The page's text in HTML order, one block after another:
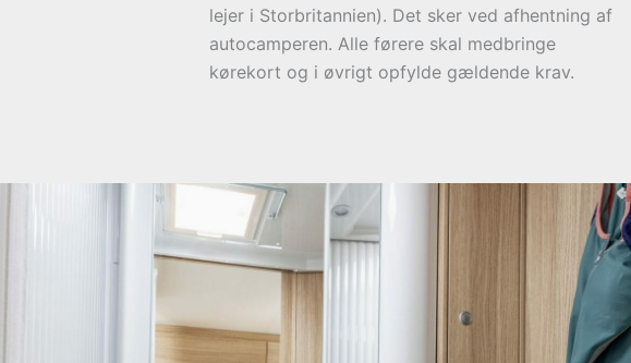
lejer i Storbritannien). Det sker ved afhentning af
autocamperen. Alle førere skal medbringe
kørekort og i øvrigt opfylde gældende krav.